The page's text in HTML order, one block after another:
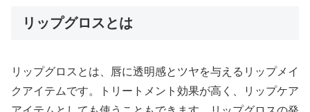
リップグロスとは
リップグロスとは、唇に透明感とツヤを与えるリップメイ
クアイテムです。トリートメント効果が高く、リップケア